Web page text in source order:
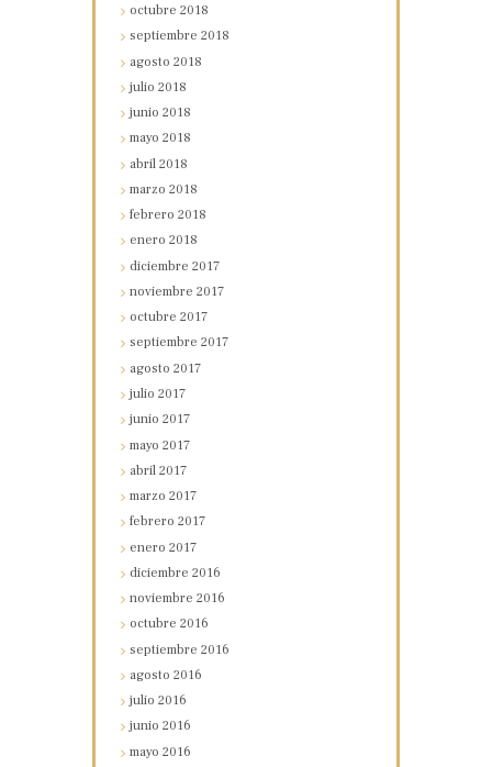
octubre2018
septiembre2018
agosto2018
julio2018
junio2018
mayo2018
abril2018
marzo2018
febrero2018
enero2018
diciembre2017
noviembre2017
octubre2017
septiembre2017
agosto2017
julio2017
junio2017
mayo2017
abril2017
marzo2017
febrero2017
enero2017
diciembre2016
noviembre2016
octubre2016
septiembre2016
agosto2016
julio2016
junio2016
mayo2016